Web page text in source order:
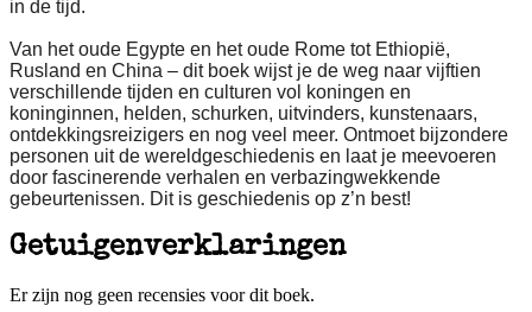
in de tijd.
Van het oude Egypte en het oude Rome tot Ethiopië,
Rusland en China – dit boek wijst je de weg naar vijftien
verschillende tijden en culturen vol koningen en
koninginnen, helden, schurken, uitvinders, kunstenaars,
ontdekkingsreizigers en nog veel meer. Ontmoet bijzondere
personen uit de wereldgeschiedenis en laat je meevoeren
door fascinerende verhalen en verbazingwekkende
gebeurtenissen. Dit is geschiedenis op z’n best!
Getuigenverklaringen
Er zijn nog geen recensies voor dit boek.